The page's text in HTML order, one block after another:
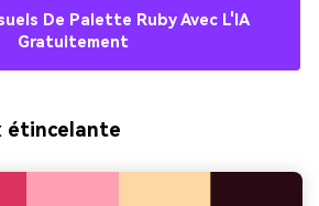
De Palette Ruby Avec L'IA
Gratuitement
étincelante